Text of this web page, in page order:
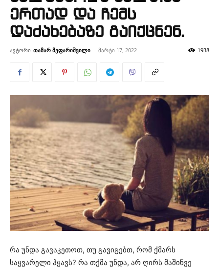
ერთად და ჩემს
დაძახებაზე გაიქცნენ.
ავტორი თამარ მეფარიშვილი - მარტი 17, 2022 1938
რა უნდა გავაკეთოთ, თუ გავიგებთ, რომ ქმარს
საყვარელი ჰყავს? რა თქმა უნდა, არ ღირს მაშინვე